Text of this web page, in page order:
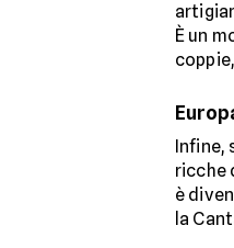
È un
Infine,
ricche
è
la